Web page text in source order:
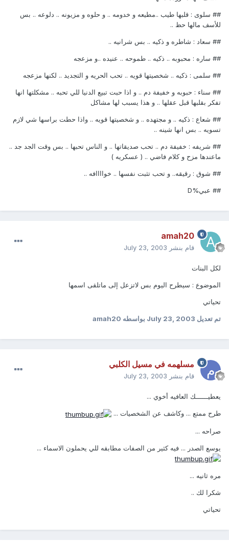
## سلوى : قلبها طيب ..مطيعه و خدومه .. و حلوه و مزيونه .. دلوعه .. بس
للأسف مالها حظ ..
## سعاد : شاطره و ذكيه .. بس شرانيه ..
## ساره : محبوبه .. ذكيه .. طموحه .. عنيده ..و مزعجه
## سلمى : ذكيه .. شخصيتها قويه .. تحب الحريه و التجديد .. لكنها مزعجه
## سناء : حبوبه و خفيفة دم .. و اذا حبت تبيع الدنيا للي تحبه .. مشكلتها انها
تفكر بقلبها قبل عقلها .. و هذا يسبب لها مشاكل
## شعاع : ذكيه .. و مجتهده .. و شخصيتها قويه .. واذا حطت براسها شي لازم
تسويه .. بس انها شينه ..
## شريفه : خفيفة دم .. تحب صديقاتها .. و الناس تحبها .. بس وقت الجد جد ..
ماعندها مزح و كلام فاضي .. ( عسكريه )
## شوق : رقيقه.. و تحب تثبت نفسها .. خواااافه ..
## عبي%D
amah20
قام بنشر July 23, 2003
لكل البنات
الموضوع : سيطرح اليوم بس لاتزعل إلى ماتلقى اسمها
تحياتي
تم تعديل July 23, 2003بواسطه amah20
مسلهمه في مسيل الكلبي
قام بنشر July 23, 2003
يعطيــــــك العافيه أخوي ...
طرح ممتع ... وكاشف عن الشخصيات ...
صراحه ...
يوسع الصدر ... فيه كثير من الصفات مطابقه للي يحملون الاسماء ...
مره ثانيه ...
شكرا لك ..
تحياتي